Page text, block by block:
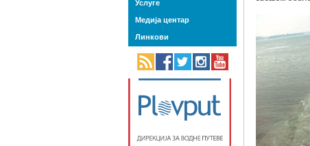
Услуге
Медија центар
Линкови